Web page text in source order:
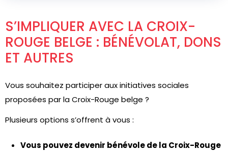
S’IMPLIQUER AVEC LA CROIX-
ROUGE BELGE : BÉNÉVOLAT, DONS
ET AUTRES
Vous souhaitez participer aux initiatives sociales
proposées par la Croix-Rouge belge ?
Plusieurs options s’offrent à vous :
Vous pouvez devenir bénévole de la Croix-Rouge